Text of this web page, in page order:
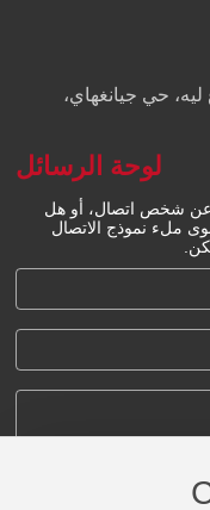
ليه، حي جيانغهاي،
لوحة الرسائل
شخص اتصال، أو هل
ملء نموذج الاتصال